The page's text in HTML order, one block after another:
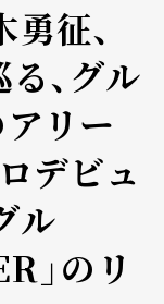
征、
、グル
リー
デビュ
ル
」のリ